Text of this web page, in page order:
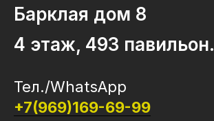
Барклая дом 8
4 этаж, 493 павильон.
Тел./WhatsApp
+7(969)169-69-99